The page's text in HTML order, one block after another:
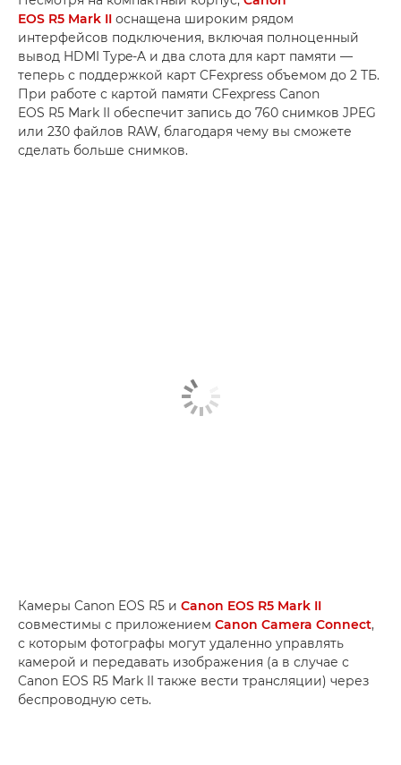
EOS R5 Mark II оснащена широким рядом
интерфейсов подключения, включая полноценный
вывод HDMI Type-A и два слота для карт памяти —
теперь с поддержкой карт CFexpress объемом до 2 ТБ.
При работе с картой памяти CFexpress Canon
EOS R5 Mark II обеспечит запись до 760 снимков JPEG
или 230 файлов RAW, благодаря чему вы сможете
сделать больше снимков.
Камеры Canon EOS R5 и Canon EOS R5 Mark II
совместимы с приложением Canon Camera Connect,
с которым фотографы могут удаленно управлять
камерой и передавать изображения (а в случае с
Canon EOS R5 Mark II также вести трансляции) через
беспроводную сеть.